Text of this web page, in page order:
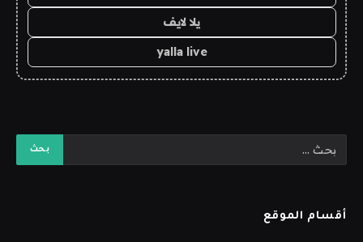
يلا لايف
yalla live
أقسام الموقع